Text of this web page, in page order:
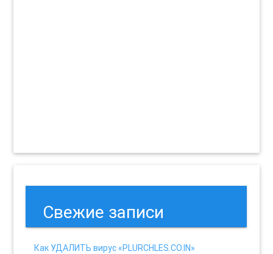
Свежие записи
Как УДАЛИТЬ вирус «PLURCHLES.CO.IN»